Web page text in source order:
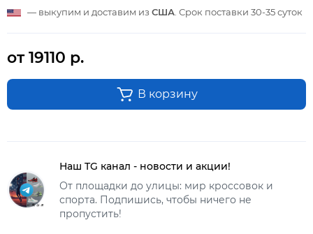
— выкупим и доставим из США . Срок поставки 30-35 суток
от 19110 р.
В корзину
Наш TG канал - новости и акции!
От площадки до улицы: мир кроссовок и
спорта. Подпишись, чтобы ничего не
пропустить!